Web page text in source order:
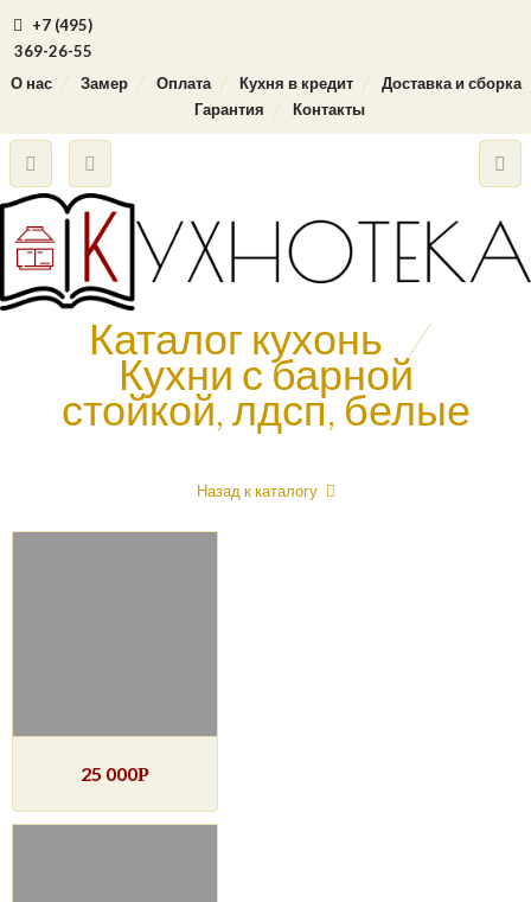
+7 (495)
369-26-55
О нас
Замер Оплата Кухня в кредит
Доставка и сборка
Гарантия
Контакты
Каталог кухонь /
Кухни с барной
стойкой, лдсп, белые
Назад к каталогу
25 000Р